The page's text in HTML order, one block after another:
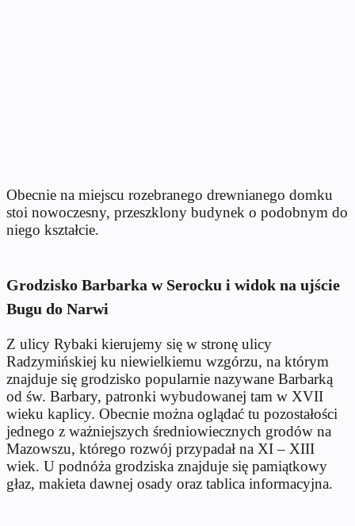
Obecnie na miejscu rozebranego drewnianego domku
stoi nowoczesny, przeszklony budynek o podobnym do
niego kształcie.
Grodzisko Barbarka w Serocku i widok na ujście
Bugu do Narwi
Z ulicy Rybaki kierujemy się w stronę ulicy
Radzymińskiej ku niewielkiemu wzgórzu, na którym
znajduje się grodzisko popularnie nazywane Barbarką
od św. Barbary, patronki wybudowanej tam w XVII
wieku kaplicy. Obecnie można oglądać tu pozostałości
jednego z ważniejszych średniowiecznych grodów na
Mazowszu, którego rozwój przypadał na XI – XIII
wiek. U podnóża grodziska znajduje się pamiątkowy
głaz, makieta dawnej osady oraz tablica informacyjna.